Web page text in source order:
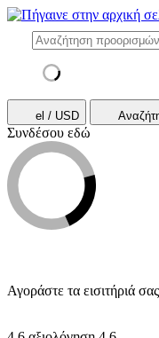
el / USD
Συνδέσου εδώ
Αγοράστε τα εισιτήριά